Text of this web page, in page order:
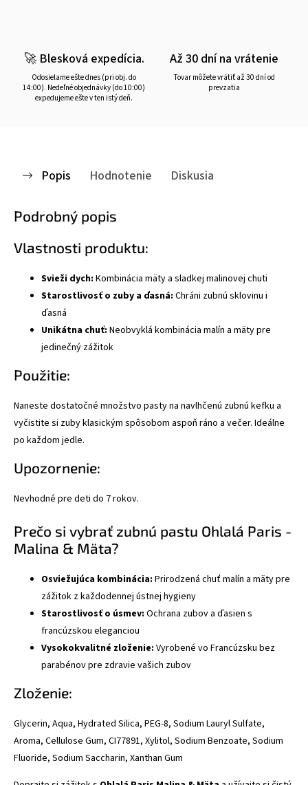
🚀 Blesková expedícia.
Odosielame ešte dnes (pri obj. do
14:00). Nedeľné objednávky (do 10:00)
expedujeme ešte v ten istý deň.
Až 30 dní na vrátenie
Tovar môžete vrátiť až 30 dní od
prevzatia
Popis Hodnotenie Diskusia
Podrobný popis
Vlastnosti produktu:
Svieži dych: Kombinácia mäty a sladkej malinovej chuti
Starostlivosť o zuby a ďasná: Chráni zubnú sklovinu i
ďasná
Unikátna chuť: Neobvyklá kombinácia malín a mäty pre
jedinečný zážitok
Použitie:
Naneste dostatočné množstvo pasty na navlhčenú zubnú kefku a
vyčistite si zuby klasickým spôsobom aspoň ráno a večer. Ideálne
po každom jedle.
Upozornenie:
Nevhodné pre deti do 7 rokov.
Prečo si vybrať zubnú pastu Ohlalá Paris -
Malina & Mäta?
Osviežujúca kombinácia: Prirodzená chuť malín a mäty pre
zážitok z každodennej ústnej hygieny
Starostlivosť o úsmev: Ochrana zubov a ďasien s
francúzskou eleganciou
Vysokokvalitné zloženie: Vyrobené vo Francúzsku bez
parabénov pre zdravie vašich zubov
Zloženie:
Glycerin, Aqua, Hydrated Silica, PEG-8, Sodium Lauryl Sulfate,
Aroma, Cellulose Gum, CI77891, Xylitol, Sodium Benzoate, Sodium
Fluoride, Sodium Saccharin, Xanthan Gum